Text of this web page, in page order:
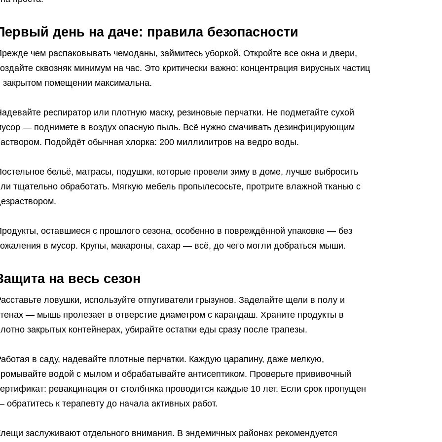
день на даче: правила безопасности
чем распаковывать чемоданы, займитесь уборкой. Откройте все окна и двери,
сквозняк минимум на час. Это критически важно: концентрация вирусных частиц
закрытом помещении максимальна.
респиратор или плотную маску, резиновые перчатки. Не подметайте сухой
— поднимете в воздух опасную пыль. Всё нужно смачивать дезинфицирующим
Подойдёт обычная хлорка: 200 миллилитров на ведро воды.
бельё, матрасы, подушки, которые провели зиму в доме, лучше выбросить
тщательно обработать. Мягкую мебель пропылесосьте, протрите влажной тканью с
оставшиеся с прошлого сезона, особенно в повреждённой упаковке — без
в мусор. Крупы, макароны, сахар — всё, до чего могли добраться мыши.
на весь сезон
ловушки, используйте отпугиватели грызунов. Заделайте щели в полу и
— мышь пролезает в отверстие диаметром с карандаш. Храните продукты в
закрытых контейнерах, убирайте остатки еды сразу после трапезы.
в саду, надевайте плотные перчатки. Каждую царапину, даже мелкую,
водой с мылом и обрабатывайте антисептиком. Проверьте прививочный
ревакцинация от столбняка проводится каждые 10 лет. Если срок пропущен
обратитесь к терапевту до начала активных работ.
заслуживают отдельного внимания. В эндемичных районах рекомендуется